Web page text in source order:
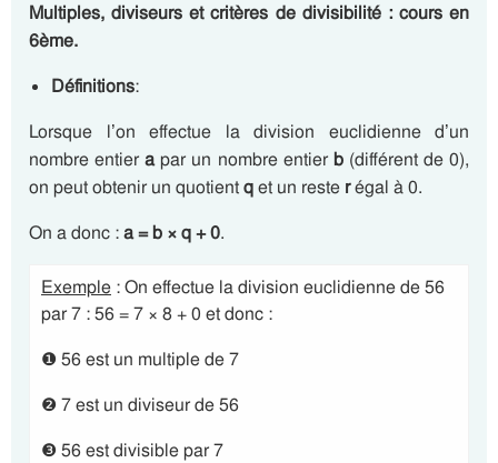
Multiples, diviseurs et critères de divisibilité : cours en
6ème.
Définitions:
Lorsque l’on effectue la division euclidienne d’un
nombre entierapar un nombre entier b(différent de 0),
on peut obtenir un quotientqet un reste régal à 0.
On a donc :a = b × q + 0.
Exemple : On effectue la division euclidienne de 56
par 7 : 56 = 7 × 8 + 0 et donc :
❶ 56 est un multiple de 7
❷ 7 est un diviseur de 56
❸ 56 est divisible par 7